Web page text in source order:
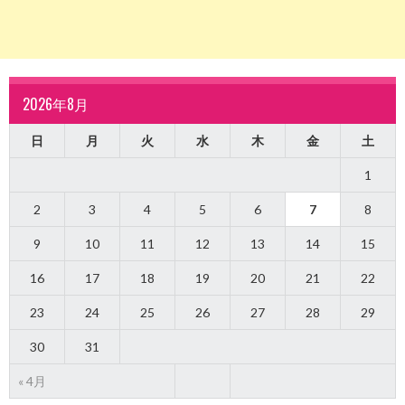
2026年8月
日 月 火 水 木 金 土
« 4月
1
2 3 4 5 6 7 8
9 10 11 12 13 14 15
16 17 18 19 20 21 22
23 24 25 26 27 28 29
30 31